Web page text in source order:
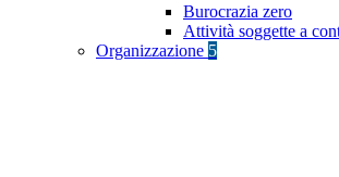
Burocrazia zero
Attività soggette a
Organizzazione 5